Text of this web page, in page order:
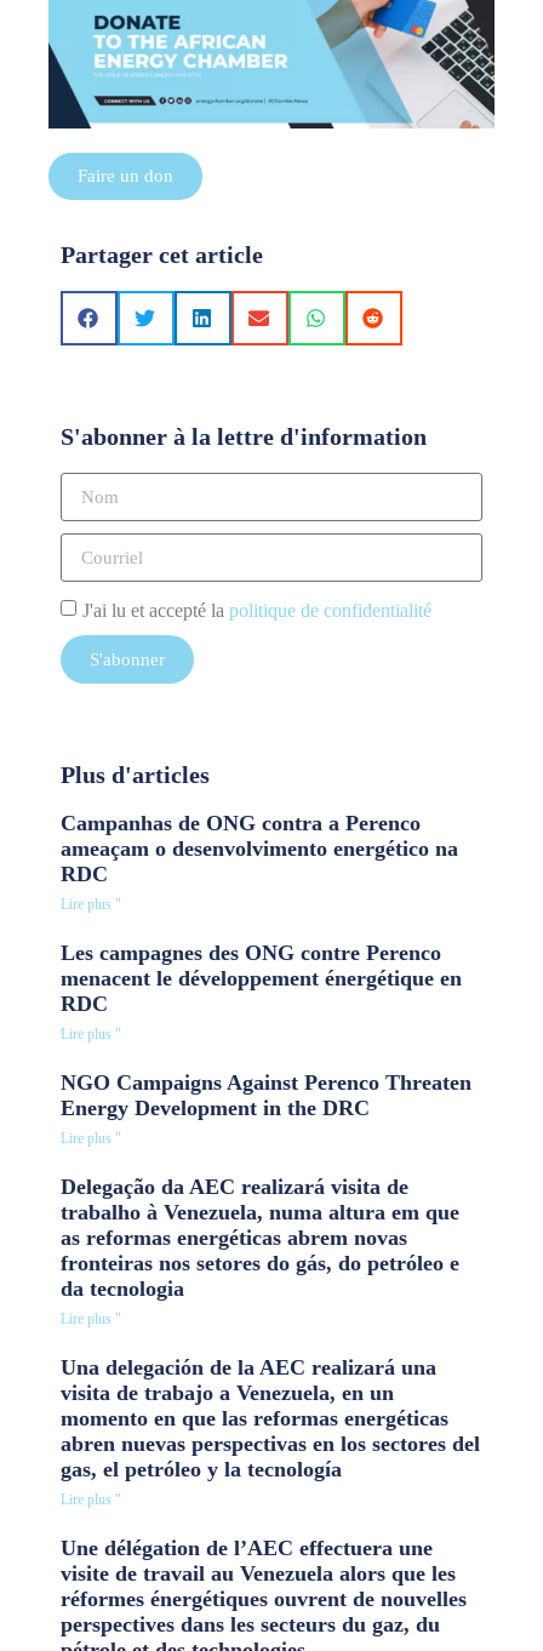
Faire un don
Partager cet article
S'abonner à la lettre d'information
J'ai lu et accepté la politique de confidentialité
S'abonner
Plus d'articles
Campanhas de ONG contra a Perenco
ameaçam o desenvolvimento energético na
RDC
Lire plus "
Les campagnes des ONG contre Perenco
menacent le développement énergétique en
RDC
Lire plus "
NGO Campaigns Against Perenco Threaten
Energy Development in the DRC
Lire plus "
Delegação da AEC realizará visita de
trabalho à Venezuela, numa altura em que
as reformas energéticas abrem novas
fronteiras nos setores do gás, do petróleo e
da tecnologia
Lire plus "
Una delegación de la AEC realizará una
visita de trabajo a Venezuela, en un
momento en que las reformas energéticas
abren nuevas perspectivas en los sectores del
gas, el petróleo y la tecnología
Lire plus "
Une délégation de l’AEC effectuera une
visite de travail au Venezuela alors que les
réformes énergétiques ouvrent de nouvelles
perspectives dans les secteurs du gaz, du